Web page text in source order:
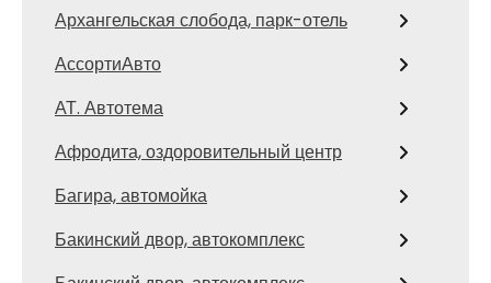
Архангельская слобода, парк-отель
АссортиАвто
АТ. Автотема
Афродита, оздоровительный центр
Багира, автомойка
Бакинский двор, автокомплекс